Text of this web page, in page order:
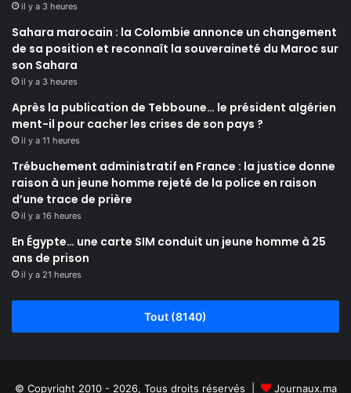
il y a 3 heures
Sahara marocain : la Colombie annonce un changement
de sa position et reconnaît la souveraineté du Maroc sur
son Sahara
il y a 3 heures
Après la publication de Tebboune… le président algérien
ment-il pour cacher les crises de son pays ?
il y a 11 heures
Trébuchement administratif en France : la justice donne
raison à un jeune homme rejeté de la police en raison
d’une trace de prière
il y a 16 heures
En Égypte… une carte SIM conduit un jeune homme à 25
ans de prison
il y a 21 heures
Tout (8140)
© Copyright 2010 - 2026, Tous droits réservés | Journaux.ma